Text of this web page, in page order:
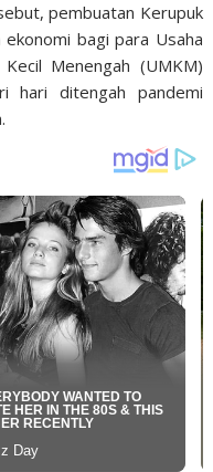
pembuatan Kerupuk
bagi para Usaha
Menengah (UMKM)
hari ditengah pandemi